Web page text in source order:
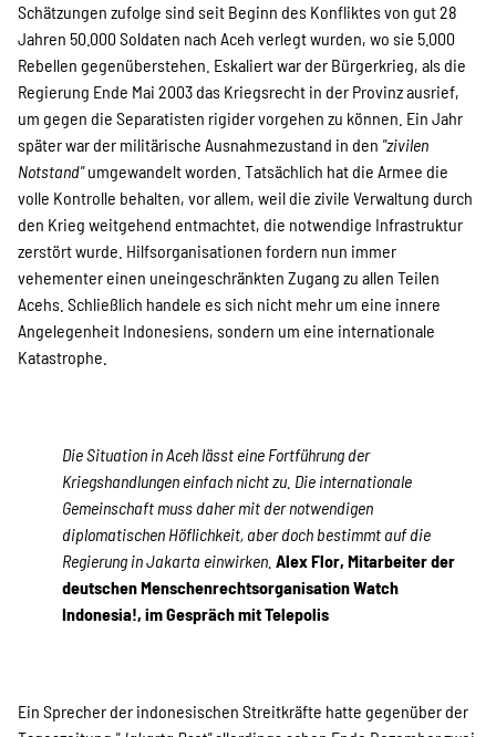
Schätzungen zufolge sind seit Beginn des Konfliktes von gut 28
Jahren 50.000 Soldaten nach Aceh verlegt wurden, wo sie 5.000
Rebellen gegenüberstehen. Eskaliert war der Bürgerkrieg, als die
Regierung Ende Mai 2003 das Kriegsrecht in der Provinz ausrief,
um gegen die Separatisten rigider vorgehen zu können. Ein Jahr
später war der militärische Ausnahmezustand in den "zivilen
Notstand"umgewandelt worden. Tatsächlich hat die Armee die
volle Kontrolle behalten, vor allem, weil die zivile Verwaltung durch
den Krieg weitgehend entmachtet, die notwendige Infrastruktur
zerstört wurde. Hilfsorganisationen fordern nun immer
vehementer einen uneingeschränkten Zugang zu allen Teilen
Acehs. Schließlich handele es sich nicht mehr um eine innere
Angelegenheit Indonesiens, sondern um eine internationale
Katastrophe.
Die Situation in Aceh lässt eine Fortführung der
Kriegshandlungen einfach nicht zu. Die internationale
Gemeinschaft muss daher mit der notwendigen
diplomatischen Höflichkeit, aber doch bestimmt auf die
Regierung in Jakarta einwirken. Alex Flor, Mitarbeiter der
deutschen Menschenrechtsorganisation Watch
Indonesia!, im Gespräch mit Telepolis
Ein Sprecher der indonesischen Streitkräfte hatte gegenüber der